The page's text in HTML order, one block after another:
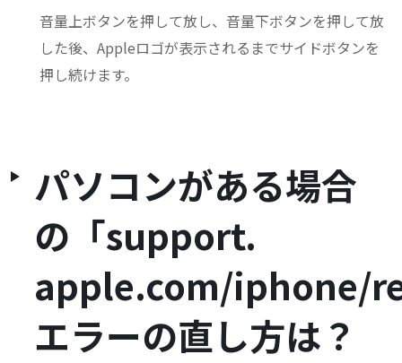
音量上ボタンを押して放し、音量下ボタンを押して放
した後、Appleロゴが表示されるまでサイドボタンを
押し続けます。
パソコンがある場合
の「support.
apple.com/iphone/
エラーの直し方は？